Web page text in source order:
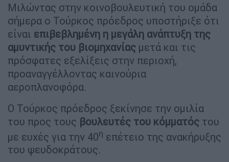
Μιλώντας στην κοινοβουλευτική του ομάδα
σήμερα ο Τούρκος πρόεδρος υποστήριξε ότι
είναι επιβεβλημένη η μεγάλη ανάπτυξη της
αμυντικής του βιομηχανίας μετά και τις
πρόσφατες εξελίξεις στην περιοχή,
προαναγγέλλοντας καινούρια
αεροπλανοφόρα.
Ο Τούρκος πρόεδρος ξεκίνησε την ομιλία
του προς τους βουλευτές του κόμματός του
με ευχές για την 40η επέτειο της ανακήρυξης
του ψευδοκράτους.